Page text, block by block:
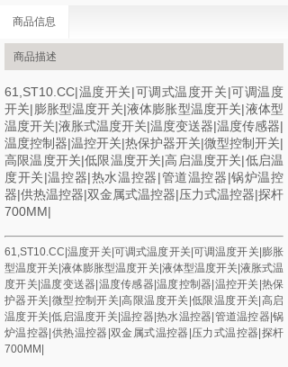
商品信息
商品描述
61,ST10.CC|温度开关|可调式温度开关|可调温度
开关|膨胀型温度开关|液体膨胀型温度开关|液体型
温度开关|液胀式温度开关|温度变送器|温度传感器|
温度控制器|温控开关|热保护器开关|微型控制开关|
高限温度开关|低限温度开关|高启温度开关|低启温
度开关|温控器|热水温控器|管道温控器|锅炉温控
器|供热温控器|双金属式温控器|压力式温控器|探杆
700MM|
61,ST10.CC|温度开关|可调式温度开关|可调温度开关|膨胀
型温度开关|液体膨胀型温度开关|液体型温度开关|液胀式温
度开关|温度变送器|温度传感器|温度控制器|温控开关|热保
护器开关|微型控制开关|高限温度开关|低限温度开关|高启
温度开关|低启温度开关|温控器|热水温控器|管道温控器|锅
炉温控器|供热温控器|双金属式温控器|压力式温控器|探杆
700MM|